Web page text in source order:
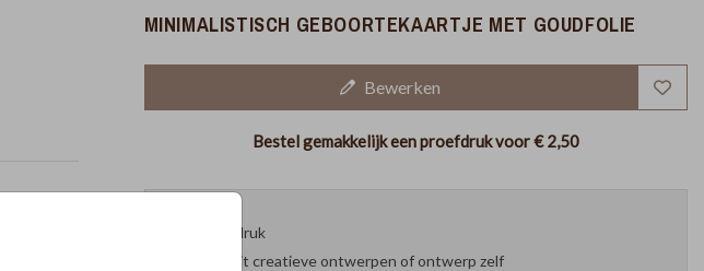
MINIMALISTISCH GEBOORTEKAARTJE MET GOUDFOLIE
Bewerken
Bestel gemakkelijk een proefdruk voor€ 2,50
Proefdruk
Kies uit creatieve ontwerpen of ontwerp zelf